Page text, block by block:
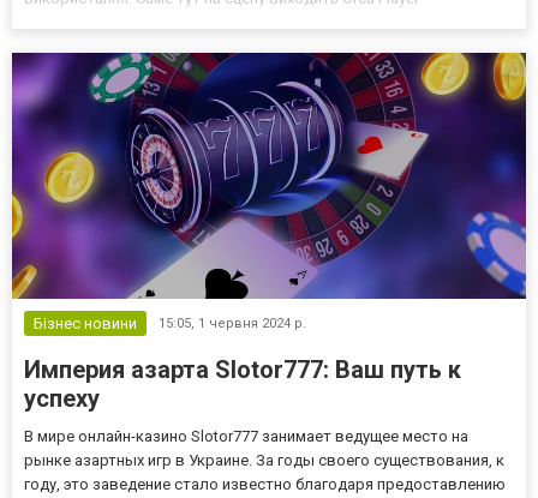
Бізнес новини 15:05, 1 червня 2024 р.
Империя азарта Slotor777: Ваш путь к
успеху
В мире онлайн-казино Slotor777 занимает ведущее место на
рынке азартных игр в Украине. За годы своего существования, к
году, это заведение стало известно благодаря предоставлению